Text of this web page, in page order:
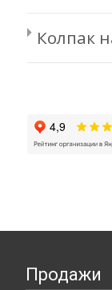
Колпак
Продажи